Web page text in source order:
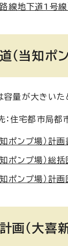
路線地下道1号
当知ポン
は容量が大きい
先：住宅都市
ポンプ場）計
ポンプ場）総
ポンプ場）計
画（大喜